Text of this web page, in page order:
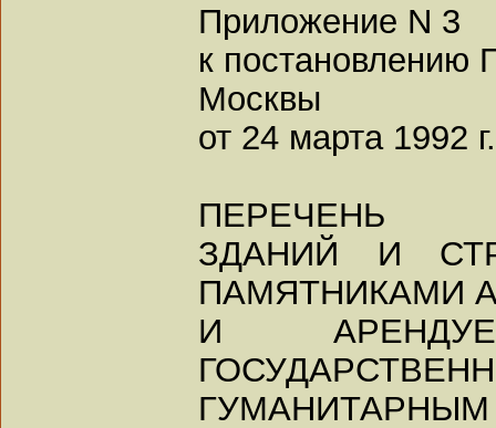
Приложение N 3
к постановлению
Москвы
от 24 марта 1992
ПЕРЕЧЕНЬ
ЗДАНИЙ И
ПАМЯТНИКАМИ
И